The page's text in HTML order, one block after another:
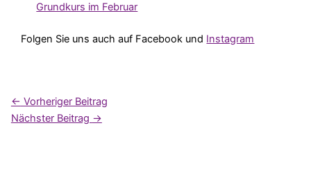
Grundkurs im Februar
Folgen Sie uns auch auf Facebook und Instagram
← Vorheriger Beitrag
Nächster Beitrag →